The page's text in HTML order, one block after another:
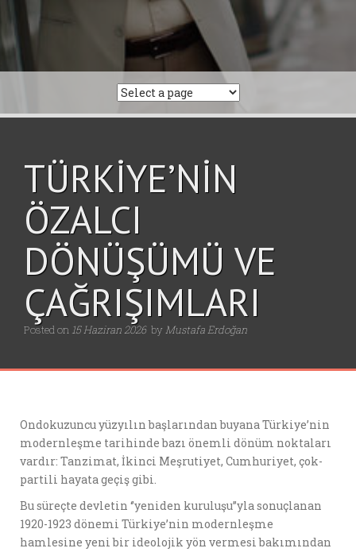
TÜRKİYE’NİN
ÖZALCI
DÖNÜŞÜMÜ VE
ÇAĞRIŞIMLARI
Posted on 15 Haziran 2026 by Mustafa Erdoğan
Ondokuzuncu yüzyılın başlarından buyana Türkiye’nin
modernleşme tarihinde bazı önemli dönüm noktaları
vardır: Tanzimat, İkinci Meşrutiyet, Cumhuriyet, çok-
partili hayata geçiş gibi.
Bu süreçte devletin ‘’yeniden kuruluşu’’yla sonuçlanan
1920-1923 dönemi Türkiye’nin modernleşme
hamlesine yeni bir ideolojik yön vermesi bakımından